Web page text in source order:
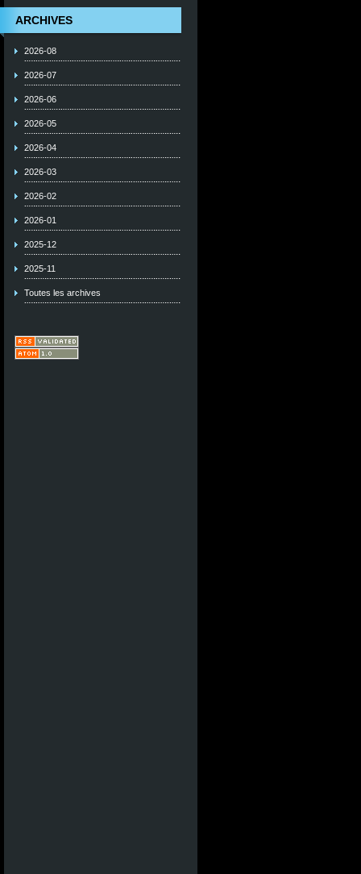
ARCHIVES
2026-08
2026-07
2026-06
2026-05
2026-04
2026-03
2026-02
2026-01
2025-12
2025-11
Toutes les archives